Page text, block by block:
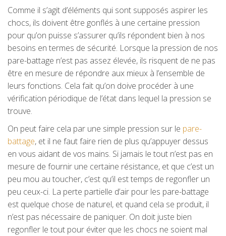
Comme il s’agit d’éléments qui sont supposés aspirer les
chocs, ils doivent être gonflés à une certaine pression
pour qu’on puisse s’assurer qu’ils répondent bien à nos
besoins en termes de sécurité. Lorsque la pression de nos
pare-battage n’est pas assez élevée, ils risquent de ne pas
être en mesure de répondre aux mieux à l’ensemble de
leurs fonctions. Cela fait qu’on doive procéder à une
vérification périodique de l’état dans lequel la pression se
trouve.
On peut faire cela par une simple pression sur le pare-
battage, et il ne faut faire rien de plus qu’appuyer dessus
en vous aidant de vos mains. Si jamais le tout n’est pas en
mesure de fournir une certaine résistance, et que c’est un
peu mou au toucher, c’est qu’il est temps de regonfler un
peu ceux-ci. La perte partielle d’air pour les pare-battage
est quelque chose de naturel, et quand cela se produit, il
n’est pas nécessaire de paniquer. On doit juste bien
regonfler le tout pour éviter que les chocs ne soient mal